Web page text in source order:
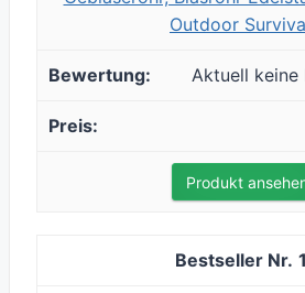
Outdoor
Aktuell keine
Produkt